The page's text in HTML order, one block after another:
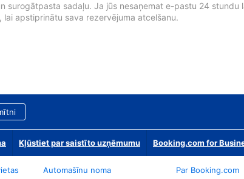
surogātpasta sadaļu. Ja jūs nesaņemat e-pastu 24 stundu
apstiprinātu sava rezervējuma atcelšanu.
Kļūstiet par saistīto uzņēmumu Booking.com for
Automašīnu noma
Par Booking.com